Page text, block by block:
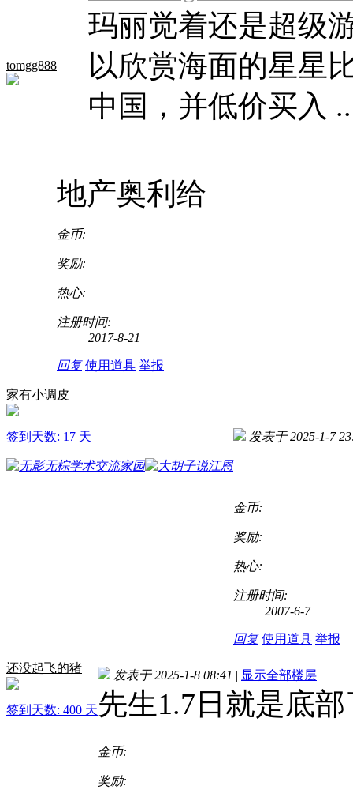
tomgg888
玛丽觉着还是超级
以欣赏海面的星星
中国，并低价买入
地产奥利给
金币:
奖励:
热心:
注册时间:
2017-8-21
回复 使用道具 举报
家有小调皮
签到天数: 17 天 发表于 2025-1-7
金币:
奖励:
热心:
注册时间:
2007-6-7
回复 使用道具 举报
还没起飞的猪
签到天数: 400 天
发表于 2025-1-8 08:41 | 显示全部楼层
先生1.7日就是底
金币:
奖励: